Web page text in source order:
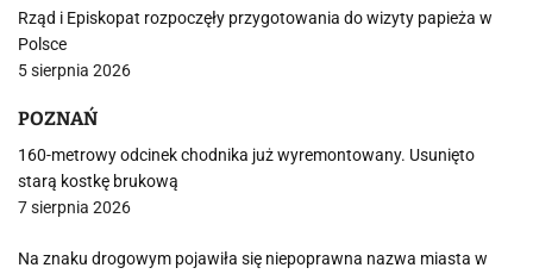
Rząd i Episkopat rozpoczęły przygotowania do wizyty papieża w
Polsce
5 sierpnia 2026
POZNAŃ
160-metrowy odcinek chodnika już wyremontowany. Usunięto
starą kostkę brukową
7 sierpnia 2026
Na znaku drogowym pojawiła się niepoprawna nazwa miasta w